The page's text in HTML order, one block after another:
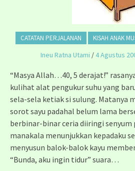
CATATAN PERJALANAN KISAH ANAK
Ineu Ratna Utami /4 Agustus
“Masya Allah…40, 5 derajat!”
kulihat alat pengukur suhu yang
sela-sela ketiak si sulung. Matanya
sorot sayu padahal belum lama
berbinar-binar ceria diiringi senyum
manakala menunjukkan kepadaku
menyusun balok-balok kayu
“Bunda, aku ingin tidur” suara…